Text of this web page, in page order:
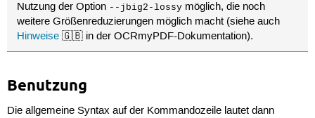
Nutzung der Option --jbig2-lossy möglich, die noch
weitere Größenreduzierungen möglich macht (siehe auch
Hinweise 🇬🇧 in der OCRmyPDF-Dokumentation).
Benutzung
Die allgemeine Syntax auf der Kommandozeile lautet dann